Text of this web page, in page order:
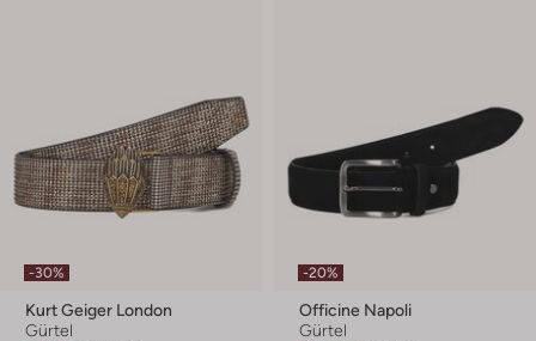
-30%
Kurt Geiger London
Gürtel
-20%
Officine Napoli
Gürtel